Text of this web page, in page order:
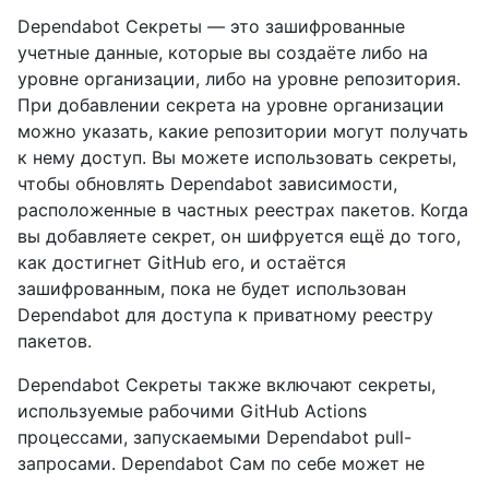
Dependabot Секреты — это зашифрованные
учетные данные, которые вы создаёте либо на
уровне организации, либо на уровне репозитория.
При добавлении секрета на уровне организации
можно указать, какие репозитории могут получать
к нему доступ. Вы можете использовать секреты,
чтобы обновлять Dependabot зависимости,
расположенные в частных реестрах пакетов. Когда
вы добавляете секрет, он шифруется ещё до того,
как достигнет GitHub его, и остаётся
зашифрованным, пока не будет использован
Dependabot для доступа к приватному реестру
пакетов.
Dependabot Секреты также включают секреты,
используемые рабочими GitHub Actions
процессами, запускаемыми Dependabot pull-
запросами. Dependabot Сам по себе может не